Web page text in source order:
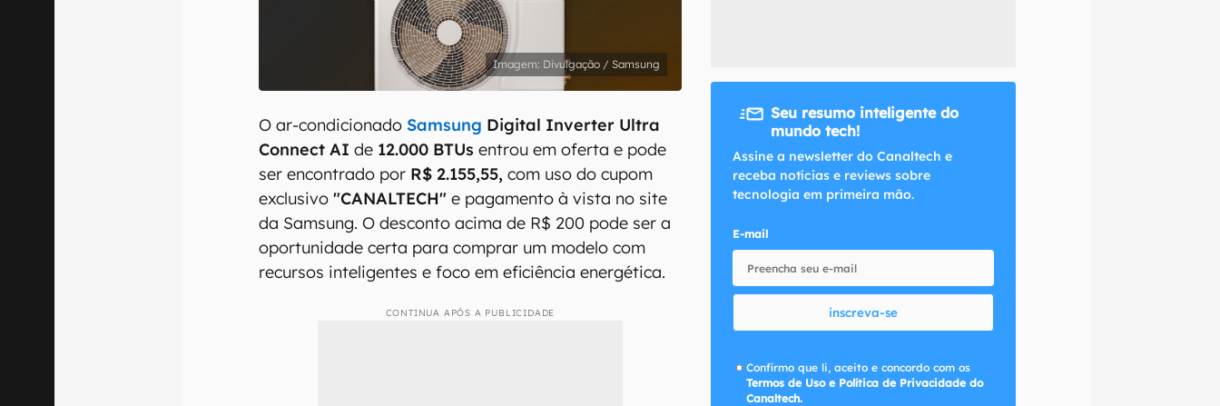
Divulgação / Samsung
O ar-condicionadoSamsung Digital Inverter Ultra
Connect AI de 12.000 BTUs entrou em oferta e pode
ser encontrado por R$ 2.155,55, com uso do cupom
exclusivo"CANALTECH" e pagamento à vista no site
da Samsung. O desconto acima de R$ 200 pode ser a
oportunidade certa para comprar um modelo com
recursos inteligentes e foco em eficiência energética.
CONTINUA APÓS A PUBLICIDADE
Seu resumo inteligente do
mundo tech!
Assine a newsletter do Canaltech e
receba notícias e reviews sobre
tecnologia em primeira mão.
E-mail
inscreva-se
Confirmo que li, aceito e concordo com os
Termos de Uso e Política de Privacidade do
Canaltech.